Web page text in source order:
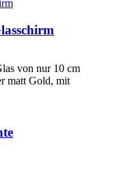
von nur 10 cm
matt Gold, mit